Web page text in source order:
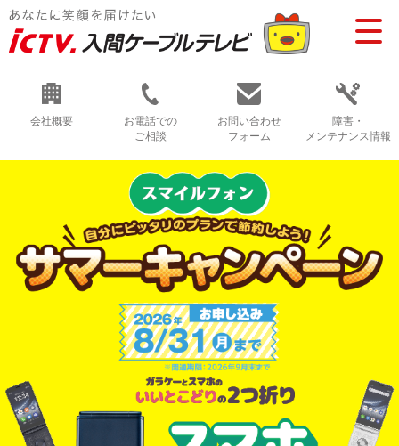
会社概要
お電話での
ご相談
お問い合わせ
フォーム
障害・
メンテナンス情報